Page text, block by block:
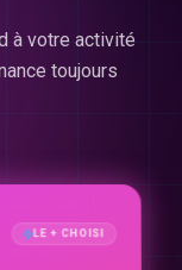
à votre activité
toujours
LE + CHOISI